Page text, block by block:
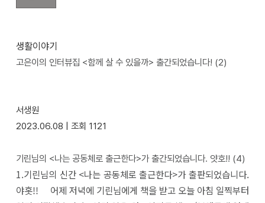
생활이야기
고은이의 인터뷰집 <함께 살 수 있을까> 출간되었습니다! (2)
서생원
2023.06.08 |
조회 1121
기린님의 <나는 공동체로 출근한다>가 출간되었습니다. 얏호!! (4)
1.기린님의 신간 <나는 공동체로 출근한다>가 출판되었습니다.
야홋!! 어제 저녁에 기린님에게 책을 받고 오늘 아침 일찍부터